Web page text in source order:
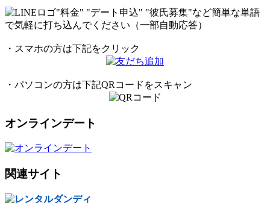
"料金" "デート申込" "彼氏募集"など簡単な単語
で気軽に打ち込んでください（一部自動応答）
・スマホの方は下記をクリック
・パソコンの方は下記QRコードをスキャン
オンラインデート
関連サイト